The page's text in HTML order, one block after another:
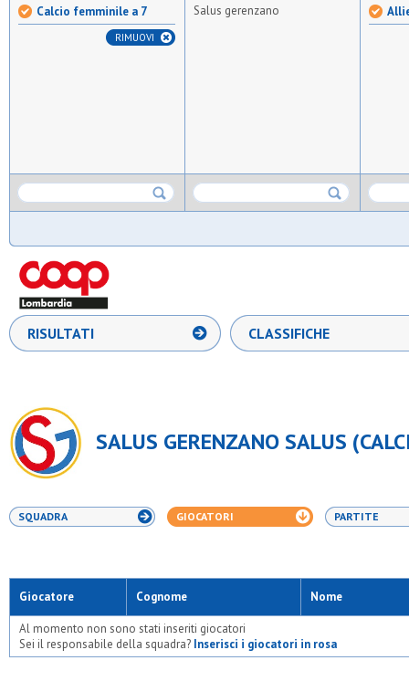
Calcio femminile a 7
RIMUOVI
Salus gerenzano
RISULTATI CLASSIFICHE
SALUS GERENZANO SALUS
SQUADRA GIOCATORI PARTITE
Giocatore Cognome Nome
Al momento non sono stati inseriti giocatori
Sei il responsabile della squadra? Inserisci i giocatori in rosa